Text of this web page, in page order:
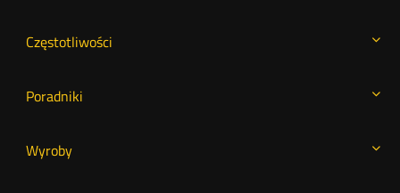
Częstotliwości
Poradniki
Wyroby